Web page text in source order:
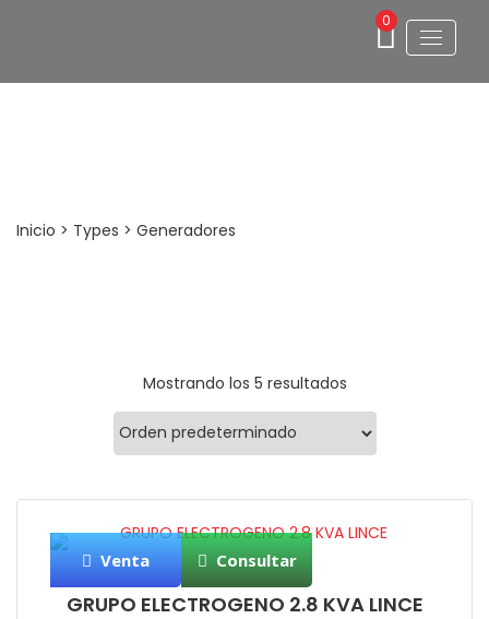
0
Inicio > Types > Generadores
Mostrando los 5 resultados
Venta Consultar
GRUPO ELECTROGENO 2.8 KVA LINCE